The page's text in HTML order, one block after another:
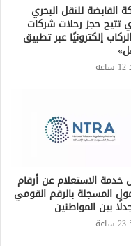
القابضة للنقل البحري
تتيح حجز رحلات شركات
إلكترونيًا عبر تطبيق
الاستعلام عن أرقام
المسجلة بالرقم القومي
بين المواطنين